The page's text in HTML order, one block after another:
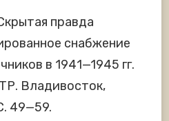
правда
снабжение
в 1941—1945 гг.
Владивосток,
49—59.